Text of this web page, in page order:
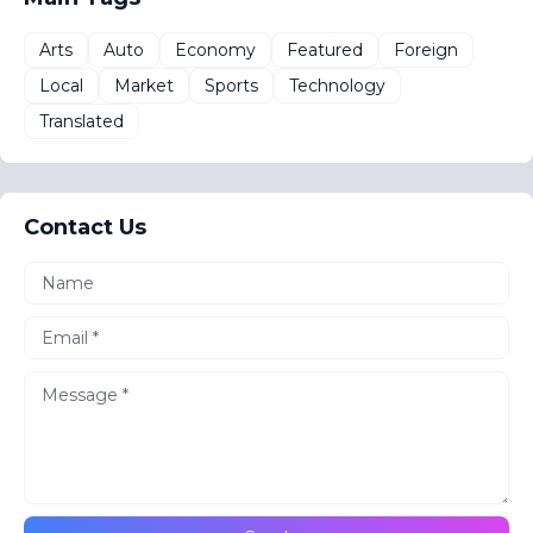
Arts Auto Economy Featured
Foreign
Local
Market Sports
Technology
Translated
Contact Us